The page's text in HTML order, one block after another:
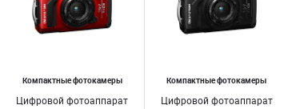
Компактные фотокамеры
Цифровой фотоаппарат
Компактные фотокамеры
Цифровой фотоаппарат